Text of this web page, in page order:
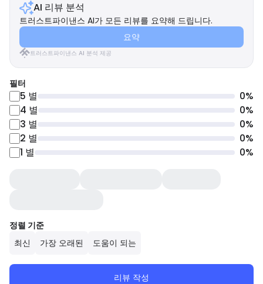
AI 리뷰 분석
트러스트파이낸스 AI가 모든 리뷰를 요약해 드립니다.
요약
트러스트파이낸스 AI 분석 제공
필터
5 별 0%
4 별 0%
3 별 0%
2 별 0%
1 별 0%
정렬 기준
최신
가장 오래된 도움이 되는
리뷰 작성